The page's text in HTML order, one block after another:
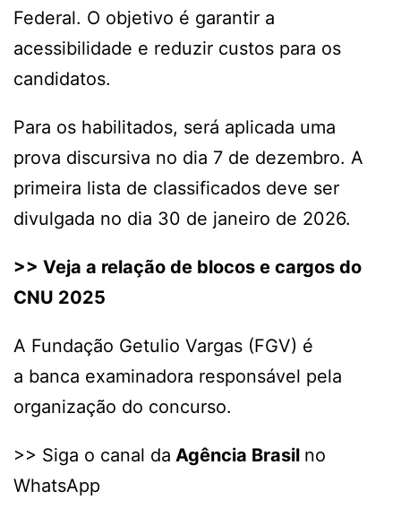
Federal. O objetivo é garantir a
acessibilidade e reduzir custos para os
candidatos.
Para os habilitados, será aplicada uma
prova discursiva no dia 7 de dezembro. A
primeira lista de classificados deve ser
divulgada no dia 30 de janeiro de 2026.
>> Veja a relação de blocos e cargos do
CNU 2025
A Fundação Getulio Vargas (FGV) é
a banca examinadora responsável pela
organização do concurso.
>> Siga o canal da Agência Brasil no
WhatsApp